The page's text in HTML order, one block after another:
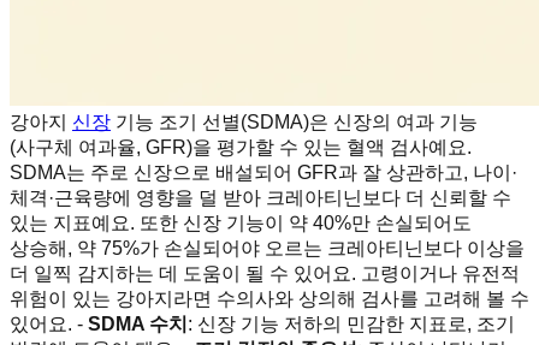
강아지 신장 기능 조기 선별(SDMA)은 신장의 여과 기능
(사구체 여과율, GFR)을 평가할 수 있는 혈액 검사예요.
SDMA는 주로 신장으로 배설되어 GFR과 잘 상관하고, 나이·
체격·근육량에 영향을 덜 받아 크레아티닌보다 더 신뢰할 수
있는 지표예요. 또한 신장 기능이 약 40%만 손실되어도
상승해, 약 75%가 손실되어야 오르는 크레아티닌보다 이상을
더 일찍 감지하는 데 도움이 될 수 있어요. 고령이거나 유전적
위험이 있는 강아지라면 수의사와 상의해 검사를 고려해 볼 수
있어요. - SDMA 수치 : 신장 기능 저하의 민감한 지표로, 조기